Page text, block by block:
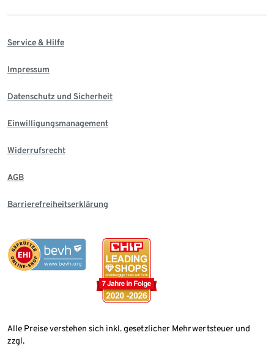
Service & Hilfe
Impressum
Datenschutz und Sicherheit
Einwilligungsmanagement
Widerrufsrecht
AGB
Barrierefreiheitserklärung
Alle Preise verstehen sich inkl. gesetzlicher Mehrwertsteuer und
zzgl.